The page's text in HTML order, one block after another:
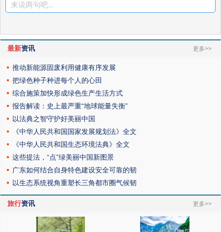
来说两句吧...
最新资讯 更多>>
推动新能源固废利用健康有序发展
把绿色种子种进每个人的心田
综合施策加快形成绿色生产生活方式
报告解读：史上最严重“地球能量失衡”
以法典之智守护好美丽中国
《中华人民共和国国家发展规划法》全文
《中华人民共和国生态环境法典》全文
这些提法，“点”绿美丽中国新图景
广东如何结合自身特色建设安全可靠的韧
以生态系统视角重塑长三角都市圈气候韧
旅行资讯 更多>>